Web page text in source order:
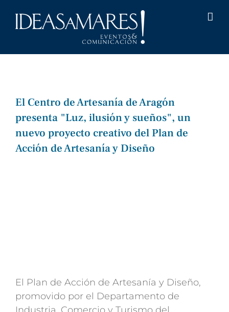
El Centro de Artesanía de Aragón
presenta "Luz, ilusión y sueños", un
nuevo proyecto creativo del Plan de
Acción de Artesanía y Diseño
El Plan de Acción de Artesanía y Diseño,
promovido por el Departamento de